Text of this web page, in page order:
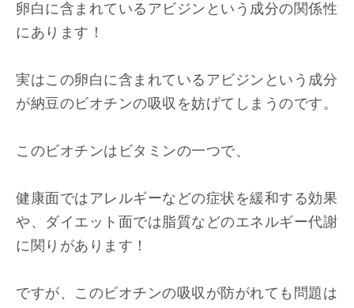
卵白に含まれているアビジンという成分の関係性
にあります！
実はこの卵白に含まれているアビジンという成分
が納豆のビオチンの吸収を妨げてしまうのです。
このビオチンはビタミンの一つで、
健康面ではアレルギーなどの症状を緩和する効果
や、ダイエット面では脂質などのエネルギー代謝
に関りがあります！
ですが、このビオチンの吸収が防がれても問題は